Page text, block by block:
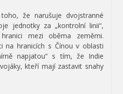
že narušuje dvojstranné
jednotky za „kontrolní linii“,
mezi oběma zeměmi.
na hranicích s Čínou v oblasti
napjatou“ s tím, že Indie
kteří mají zastavit snahy